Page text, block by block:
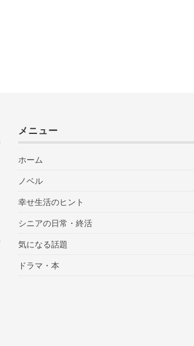
メニュー
ホーム
ノベル
幸せ生活のヒント
シニアの日常・終活
気になる話題
ドラマ・本